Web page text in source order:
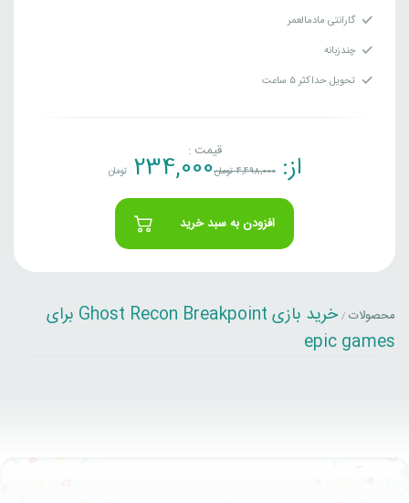
گارانتی مادمالعمر
چندزبانه
تحویل حداکثر ۵ ساعت
قیمت : از: 4,498,000تومان234,000 تومان
افزودن به سبد خرید
محصولات /
خرید بازی Ghost Recon Breakpoint برای
epic games